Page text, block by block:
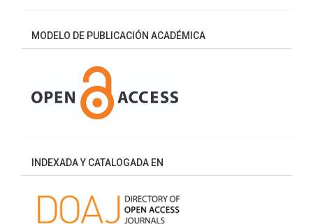
MODELO DE PUBLICACIÓN ACADÉMICA
INDEXADA Y CATALOGADA EN